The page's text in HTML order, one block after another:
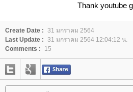
Thank youtube
Create Date : 31 มกราคม 2564
Last Update : 31 มกราคม 2564 12:04:12 น.
Comments :
15